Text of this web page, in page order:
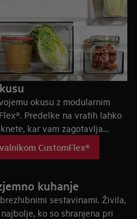
okusu z modularnim
Predelke na vratih lahko
kar vam zagotavlja
zelišča. Prozorni predali za
omake in začimbe.
CustomFlex®
kuhanje
sestavinami. Živila,
ko so shranjena pri